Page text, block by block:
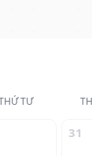
TƯ
31